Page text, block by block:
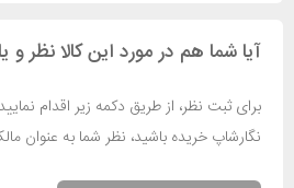
آیا شما هم در مورد این کالا نظر و
برای ثبت نظر، از طریق دکمه زیر اقدام
نگارشاپ خریده باشید، نظر شما به